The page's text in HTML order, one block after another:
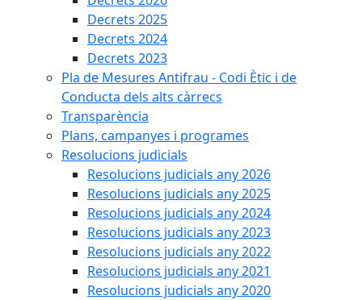
Decrets 2025
Decrets 2024
Decrets 2023
Pla de Mesures Antifrau - Codi Ètic i de
Conducta dels alts càrrecs
Transparència
Plans, campanyes i programes
Resolucions judicials
Resolucions judicials any 2026
Resolucions judicials any 2025
Resolucions judicials any 2024
Resolucions judicials any 2023
Resolucions judicials any 2022
Resolucions judicials any 2021
Resolucions judicials any 2020